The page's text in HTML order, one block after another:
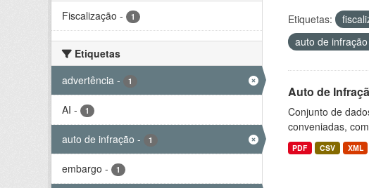
Fiscalização - 1
Etiquetas
advertência - 1
AI - 1
auto de infração - 1
embargo - 1
Etiquetas:
auto de infração
Auto de
Conjunto de
conveniadas,
PDF CSV XML